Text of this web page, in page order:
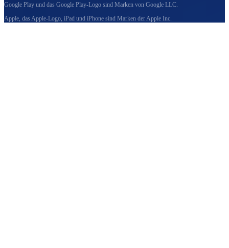
Google Play und das Google Play-Logo sind Marken von Google LLC.
Apple, das Apple-Logo, iPad und iPhone sind Marken der Apple Inc.